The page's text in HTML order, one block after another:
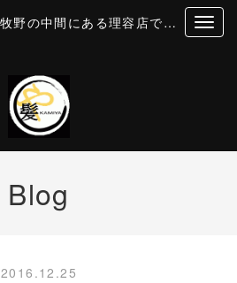
髪や| 枚方にある樟葉と牧野の中間にある理容店です。個室風の空間でカットとお顔そり・美容・理容
Blog
2016.12.25